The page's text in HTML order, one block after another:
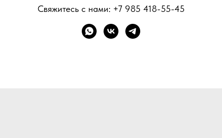
Свяжитесь с нами: +7 985 418-55-45